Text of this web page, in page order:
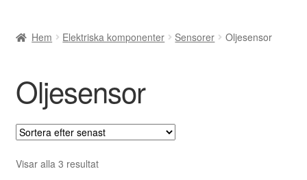
Betalningar
Integritetspolicy
Klagomål
Kolla upp
Hem Elektriska komponenter Sensorer Oljesensor
Oljesensor
Visar alla 3 resultatSortera